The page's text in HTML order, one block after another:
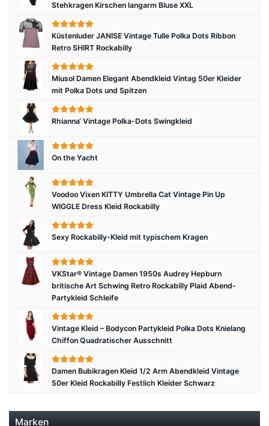
Stehkragen Kirschen langarm Bluse XXL
Küstenluder JANISE Vintage Tulle Polka Dots Ribbon
Retro SHIRT Rockabilly
Miusol Damen Elegant Abendkleid Vintag 50er Kleider
mit Polka Dots und Spitzen
Rhianna‘ Vintage Polka-Dots Swingkleid
On the Yacht
Voodoo Vixen KITTY Umbrella Cat Vintage Pin Up
WIGGLE Dress Kleid Rockabilly
Sexy Rockabilly-Kleid mit typischem Kragen
VKStar® Vintage Damen 1950s Audrey Hepburn
britische Art Schwing Retro Rockabilly Plaid Abend-
Partykleid Schleife
Vintage Kleid – Bodycon Partykleid Polka Dots Knielang
Chiffon Quadratischer Ausschnitt
Damen Bubikragen Kleid 1/2 Arm Abendkleid Vintage
50er Kleid Rockabilly Festlich Kleider Schwarz
Marken